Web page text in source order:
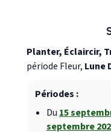
Planter, Éclaircir,
période Fleur, Lune
Périodes :
Du 15
septembre